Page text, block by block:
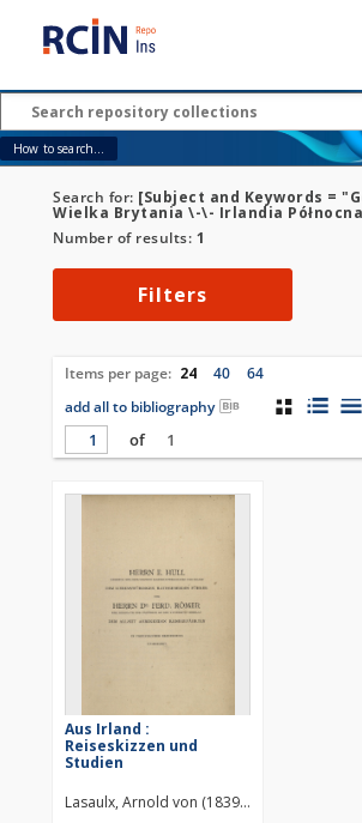
How to search...
Search for: [Subject and Keywords =
Wielka Brytania \-\- Irlandia
Number of results: 1
Filters
Items per page: 24 40
64
add all to bibliography
of
1
Aus Irland :
Reiseskizzen und
Studien
Lasaulx, Arnold von (1839–1886)